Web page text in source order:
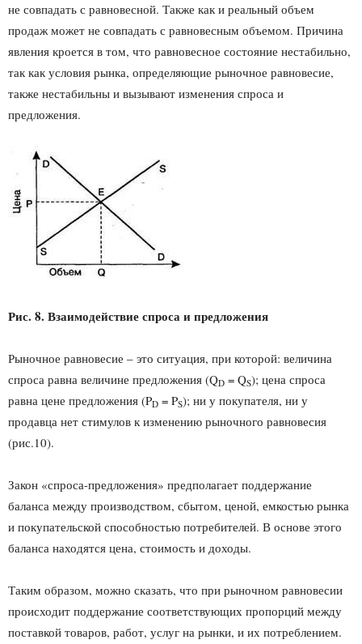
не совпадать с равновесной. Также как и реальный объем
продаж может не совпадать с равновесным объемом. Причина
явления кроется в том, что равновесное состояние нестабильно,
так как условия рынка, определяющие рыночное равновесие,
также нестабильны и вызывают изменения спроса и
предложения.
Рис. 8. Взаимодействие спроса и предложения
Рыночное равновесие – это ситуация, при которой: величина
спроса равна величине предложения (QD = QS); цена спроса
равна цене предложения (PD = PS); ни у покупателя, ни у
продавца нет стимулов к изменению рыночного равновесия
(рис.10).
Закон «спроса-предложения» предполагает поддержание
баланса между производством, сбытом, ценой, емкостью рынка
и покупательской способностью потребителей. В основе этого
баланса находятся цена, стоимость и доходы.
Таким образом, можно сказать, что при рыночном равновесии
происходит поддержание соответствующих пропорций между
поставкой товаров, работ, услуг на рынки, и их потреблением.